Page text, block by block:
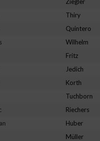
Thiry
Quintero
Wilhelm
Fritz
Jedich
Korth
Tuchborn
Riechers
Huber
Müller
zur Personalisierung von
von Inhalten
durch Statistiken oder